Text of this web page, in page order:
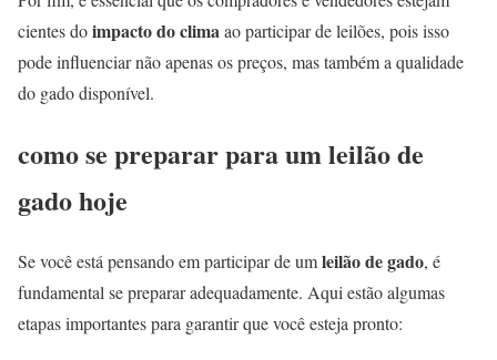
cientes doimpacto do climaao participar de leilões, pois isso
pode influenciar não apenas os preços, mas também a qualidade
do gado disponível.
como se preparar para um leilão de
gado hoje
Se você está pensando em participar de umleilão de gado, é
fundamental se preparar adequadamente. Aqui estão algumas
etapas importantes para garantir que você esteja pronto: